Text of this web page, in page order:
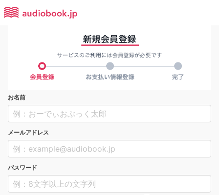
お名前
メールアドレス
パスワード